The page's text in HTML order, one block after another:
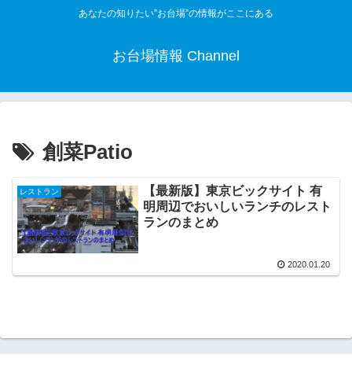
あなたの知りたい”お台場”の情報がここにある
お台場情報 Channel
創菜Patio
レストラン
【最新版】東京ビックサイト 有
明周辺でおいしいランチのレスト
ランのまとめ
2020.01.20